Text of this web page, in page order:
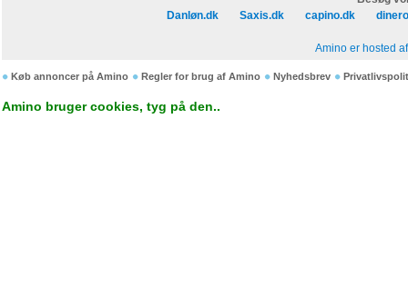
Danløn.dk
Saxis.dk capino.dk
Amino er hosted
Køb annoncer på Amino Regler for brug af Amino Nyhedsbrev
Amino bruger cookies, tyg på den..